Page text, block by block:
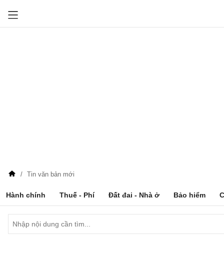
Tin văn bản mới
Hành chính Thuế - Phí Đất đai - Nhà ở Bảo hiểm